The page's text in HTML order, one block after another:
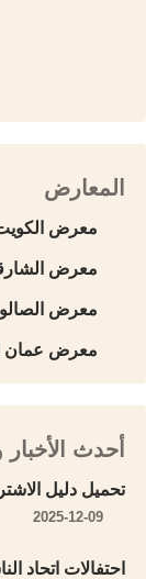
المعارض
معرض الكويت
معرض الشارقة
معرض الصالون
معرض عمان
أحدث
تحميل دليل
2025-12-09
احتفالات اتحاد